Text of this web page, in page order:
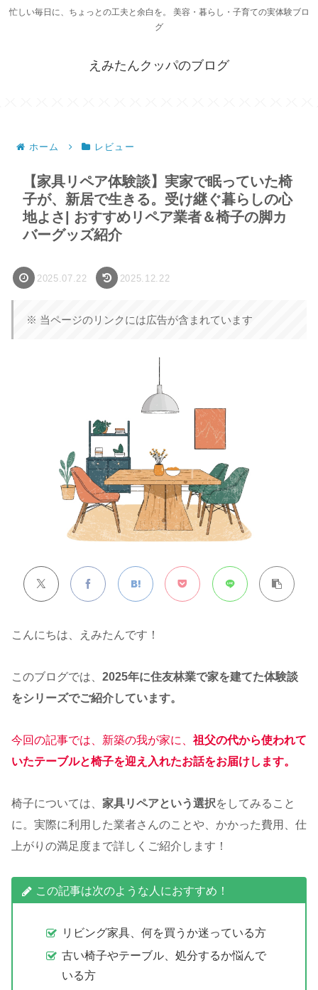
忙しい毎日に、ちょっとの工夫と余白を。 美容・暮らし・子育ての実体験ブロ
グ
えみたんクッパのブログ
ホーム レビュー
【家具リペア体験談】実家で眠っていた椅
子が、新居で生きる。受け継ぐ暮らしの心
地よさ| おすすめリペア業者＆椅子の脚カ
バーグッズ紹介
2025.07.22 2025.12.22
こんにちは、えみたんです！
このブログでは、 2025年に住友林業で家を建てた体験談
をシリーズでご紹介しています。
今回の記事では、新築の我が家に、 祖父の代から使われて
いたテーブルと椅子を迎え入れたお話をお届けします。
椅子については、 家具リペアという選択をしてみること
に。実際に利用した業者さんのことや、かかった費用、仕
上がりの満足度まで詳しくご紹介します！
この記事は次のような人におすすめ！
リビング家具、何を買うか迷っている方
古い椅子やテーブル、処分するか悩んで
いる方